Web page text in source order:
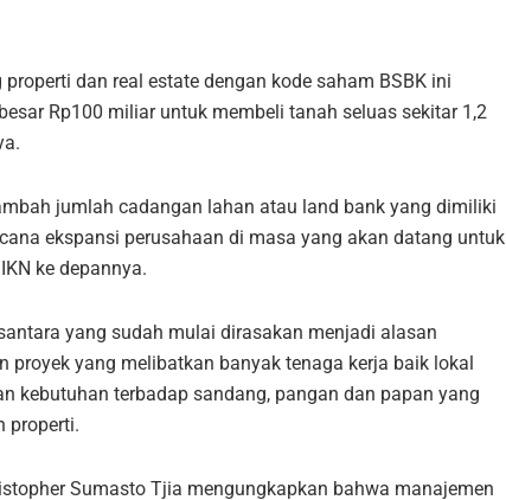
dan real estate dengan kode saham BSBK ini
Rp100 miliar untuk membeli tanah seluas sekitar 1,2
jumlah cadangan lahan atau land bank yang dimiliki
ekspansi perusahaan di masa yang akan datang untuk
ke depannya.
yang sudah mulai dirasakan menjadi alasan
yang melibatkan banyak tenaga kerja baik lokal
kebutuhan terbadap sandang, pangan dan papan yang
properti.
Sumasto Tjia mengungkapkan bahwa manajemen